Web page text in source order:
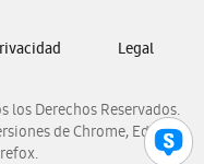
los Derechos Reservados.
de Chrome, Edge,
Legal